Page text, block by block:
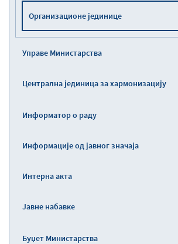
Организационе јединице
Управе Министарства
Централна јединица за хармонизацију
Информатор о раду
Информације од јавног значаја
Интерна акта
Јавне набавке
Буџет Министарства